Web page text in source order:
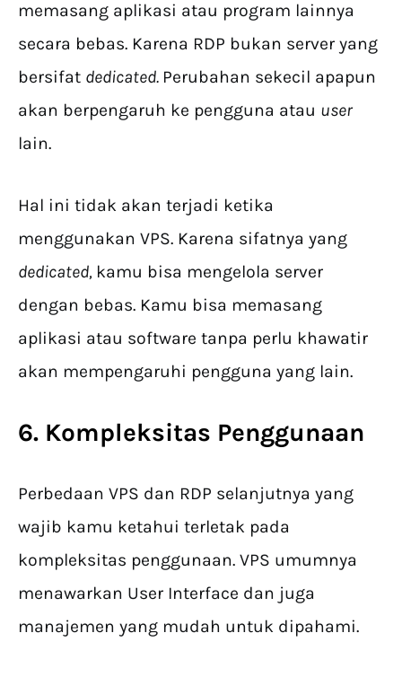
memasang aplikasi atau program lainnya
secara bebas. Karena RDP bukan server yang
bersifat dedicated. Perubahan sekecil apapun
akan berpengaruh ke pengguna atau user
lain.
Hal ini tidak akan terjadi ketika
menggunakan VPS. Karena sifatnya yang
dedicated, kamu bisa mengelola server
dengan bebas. Kamu bisa memasang
aplikasi atau software tanpa perlu khawatir
akan mempengaruhi pengguna yang lain.
6. Kompleksitas Penggunaan
Perbedaan VPS dan RDP selanjutnya yang
wajib kamu ketahui terletak pada
kompleksitas penggunaan. VPS umumnya
menawarkan User Interface dan juga
manajemen yang mudah untuk dipahami.